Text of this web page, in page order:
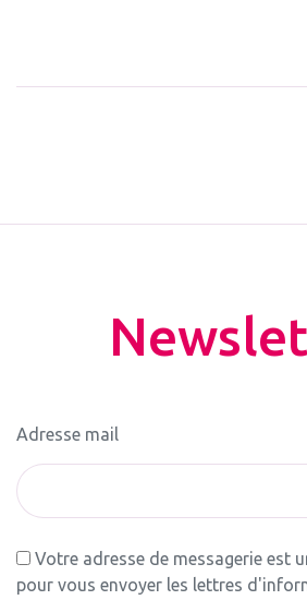
Adresse mail
Votre adresse de messagerie est
pour vous envoyer les lettres